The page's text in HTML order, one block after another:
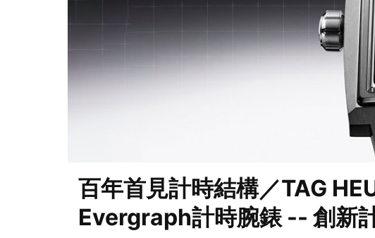
百年首見計時結構／TAG
Evergraph計時腕錶 -- 創新